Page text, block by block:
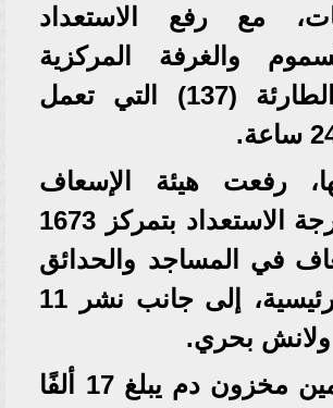
مع رفع الاستعداد
والغرفة المركزية
للخدمات الطارئة (137) التي تعمل
رفعت هيئة الإسعاف
المصرية درجة الاستعداد بتمركز 1673
في المساجد والحدائق
والطرق الرئيسية، إلى جانب نشر 11
ولانش بحري.
كما تم تأمين مخزون دم يبلغ 17 ألفًا